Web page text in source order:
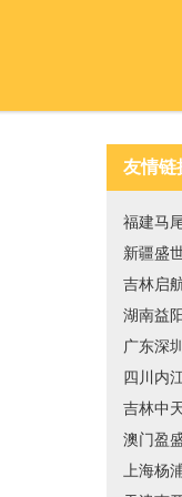
友情链
福建马
新疆盛
吉林启
湖南益
广东深
四川内
吉林中
澳门盈
上海杨